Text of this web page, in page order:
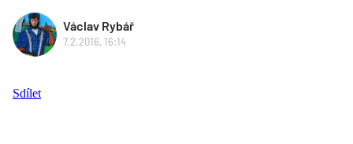
Václav Rybář
7.2.2016, 16:14
Sdílet